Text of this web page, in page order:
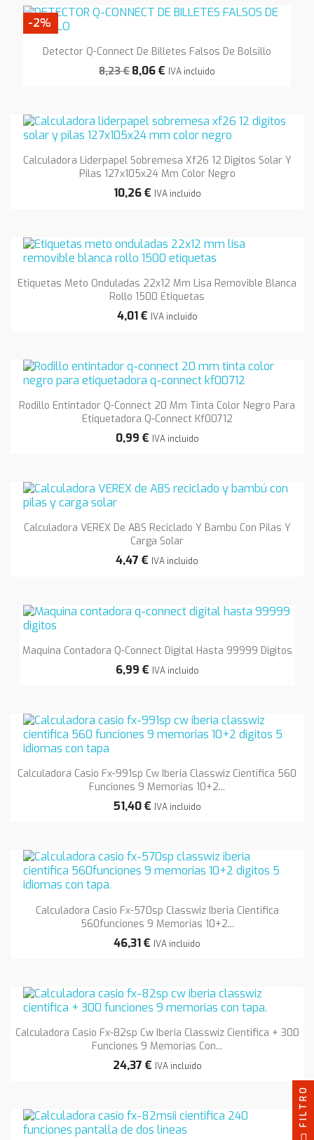
Detector Q-Connect De Billetes Falsos De Bolsillo
8,23 € 8,06 € IVA incluido
-2%
Calculadora Liderpapel Sobremesa Xf26 12 Digitos Solar Y
Pilas 127x105x24 Mm Color Negro
10,26 € IVA incluido
Etiquetas Meto Onduladas 22x12 Mm Lisa Removible Blanca
Rollo 1500 Etiquetas
4,01 € IVA incluido
Rodillo Entintador Q-Connect 20 Mm Tinta Color Negro Para
Etiquetadora Q-Connect Kf00712
0,99 € IVA incluido
Calculadora VEREX De ABS Reciclado Y Bambú Con Pilas Y
Carga Solar
4,47 € IVA incluido
Maquina Contadora Q-Connect Digital Hasta 99999 Digitos
6,99 € IVA incluido
Calculadora Casio Fx-991sp Cw Iberia Classwiz Cientifica 560
Funciones 9 Memorias 10+2...
51,40 € IVA incluido
Calculadora Casio Fx-570sp Classwiz Iberia Cientifica
560funciones 9 Memorias 10+2...
46,31 € IVA incluido
Calculadora Casio Fx-82sp Cw Iberia Classwiz Cientifica + 300
Funciones 9 Memorias Con...
24,37 € IVA incluido
FILTRO